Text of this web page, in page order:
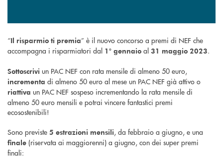
“Il risparmio ti premia” è il nuovo concorso a premi di NEF che
accompagna i risparmiatori dal 1° gennaio al 31 maggio 2023.
Sottoscrivi un PAC NEF con rata mensile di almeno 50 euro,
incrementa di almeno 50 euro al mese un PAC NEF già attivo o
riattiva un PAC NEF sospeso incrementando la rata mensile di
almeno 50 euro mensili e potrai vincere fantastici premi
ecosostenibili!
Sono previste 5 estrazioni mensili, da febbraio a giugno, e una
finale (riservata ai maggiorenni) a giugno, con dei super premi
finali: